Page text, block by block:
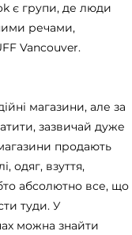
є групи, де люди
речами,
Vancouver.
магазини, але за
зазвичай дуже
продають
одяг, взуття,
абсолютно все, що
туди. У
можна знайти